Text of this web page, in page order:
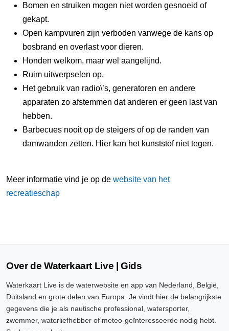
Bomen en struiken mogen niet worden gesnoeid of
gekapt.
Open kampvuren zijn verboden vanwege de kans op
bosbrand en overlast voor dieren.
Honden welkom, maar wel aangelijnd.
Ruim uitwerpselen op.
Het gebruik van radio\’s, generatoren en andere
apparaten zo afstemmen dat anderen er geen last van
hebben.
Barbecues nooit op de steigers of op de randen van
damwanden zetten. Hier kan het kunststof niet tegen.
Meer informatie vind je op de website van het
recreatieschap
Over de Waterkaart Live | Gids
Waterkaart Live is de waterwebsite en app van Nederland, België,
Duitsland en grote delen van Europa. Je vindt hier de belangrijkste
gegevens die je als nautische professional, watersporter,
zwemmer, waterliefhebber of meteo-geïnteresseerde nodig hebt.